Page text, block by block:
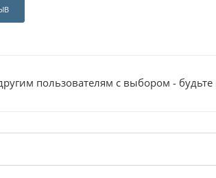
пользователям с выбором -